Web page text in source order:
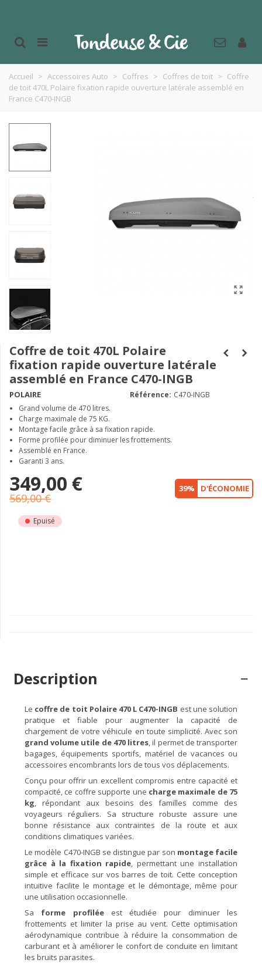
Accueil > Accessoires Auto > Coffres > Coffres de toit > Coffre
de toit 470L Polaire fixation rapide ouverture latérale assemblé en
France C470-INGB
Coffre de toit 470L Polaire
fixation rapide ouverture latérale
assemblé en France C470-INGB
POLAIRE Référence: C470-INGB
Grand volume de 470 litres.
Charge maximale de 75 KG.
Montage facile grâce à sa fixation rapide.
Forme profilée pour diminuer les frottements.
Assemblé en France.
Garanti 3 ans.
349,00 €
569,00 €
39% D'ÉCONOMIE
Epuisé
Description
Le coffre de toit Polaire 470 L C470-INGB est une solution
pratique et fiable pour augmenter la capacité de
chargement de votre véhicule en toute simplicité. Avec son
grand volume utile de 470 litres, il permet de transporter
bagages, équipements sportifs, matériel de vacances ou
accessoires encombrants lors de tous vos déplacements.
Conçu pour offrir un excellent compromis entre capacité et
compacité, ce coffre supporte une charge maximale de 75
kg, répondant aux besoins des familles comme des
voyageurs réguliers. Sa structure robuste assure une
bonne résistance aux contraintes de la route et aux
conditions climatiques variées.
Le modèle C470-INGB se distingue par son montage facile
grâce à la fixation rapide, permettant une installation
simple et efficace sur vos barres de toit. Cette conception
intuitive facilite le montage et le démontage, même pour
une utilisation occasionnelle.
Sa forme profiléeest étudiée pour diminuer les
frottements et limiter la prise au vent. Cette optimisation
aérodynamique contribue à réduire la consommation de
carburant et à améliorer le confort de conduite en limitant
les bruits parasites.